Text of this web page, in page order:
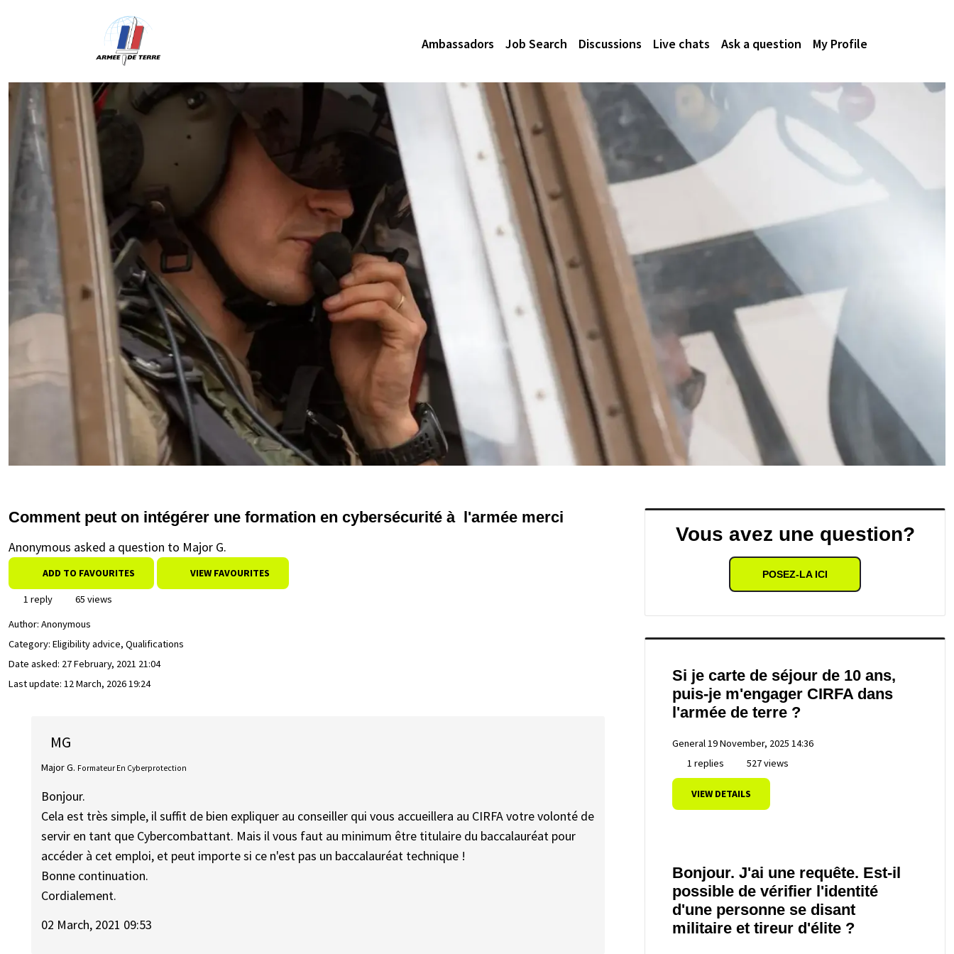
Ambassadors Job Search Discussions Live chats Ask a question My Profile
Comment peut on intégérer une formation en cybersécurité à l'armée merci
Anonymous asked a question to Major G.
ADD TO FAVOURITES VIEW FAVOURITES
1 reply
65 views
Author: Anonymous
Category: Eligibility advice, Qualifications
Date asked: 27 February, 2021 21:04
Last update: 12 March, 2026 19:24
MG
Major G. Formateur En Cyberprotection
Bonjour.
Cela est très simple, il suffit de bien expliquer au conseiller qui vous accueillera au CIRFA votre volonté de
servir en tant que Cybercombattant. Mais il vous faut au minimum être titulaire du baccalauréat pour
accéder à cet emploi, et peut importe si ce n'est pas un baccalauréat technique !
Bonne continuation.
Cordialement.
02 March, 2021 09:53
Vous avez une question?
POSEZ-LA ICI
Si je carte de séjour de 10 ans,
puis-je m'engager CIRFA dans
l'armée de terre ?
General19 November, 2025 14:36
1 replies
527 views
VIEW DETAILS
Bonjour. J'ai une requête. Est-il
possible de vérifier l'identité
d'une personne se disant
militaire et tireur d'élite ?